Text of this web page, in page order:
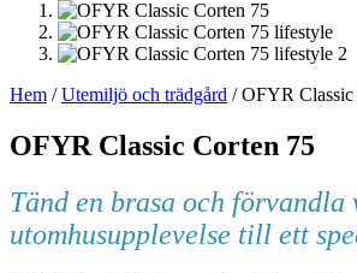
Hem /Utemiljö och trädgård / OFYR Classic
OFYR Classic Corten 75
Tänd en brasa och förvandla
utomhusupplevelse till ett